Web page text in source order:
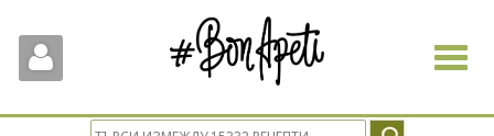
Toggle